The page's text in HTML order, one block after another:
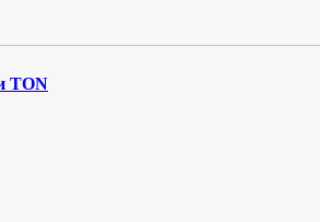
TON